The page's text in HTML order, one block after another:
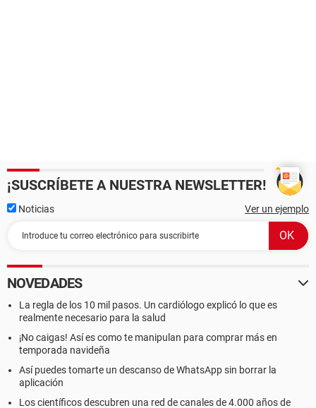
¡SUSCRÍBETE A NUESTRA NEWSLETTER!
Noticias Ver un ejemplo
NOVEDADES
La regla de los 10 mil pasos. Un cardiólogo explicó lo que es
realmente necesario para la salud
¡No caigas! Así es como te manipulan para comprar más en
temporada navideña
Así puedes tomarte un descanso de WhatsApp sin borrar la
aplicación
Los científicos descubren una red de canales de 4.000 años de